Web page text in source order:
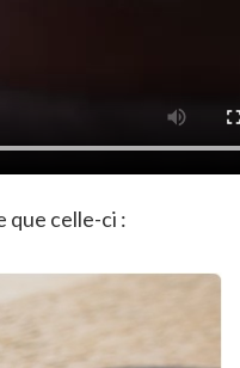
que celle-ci :